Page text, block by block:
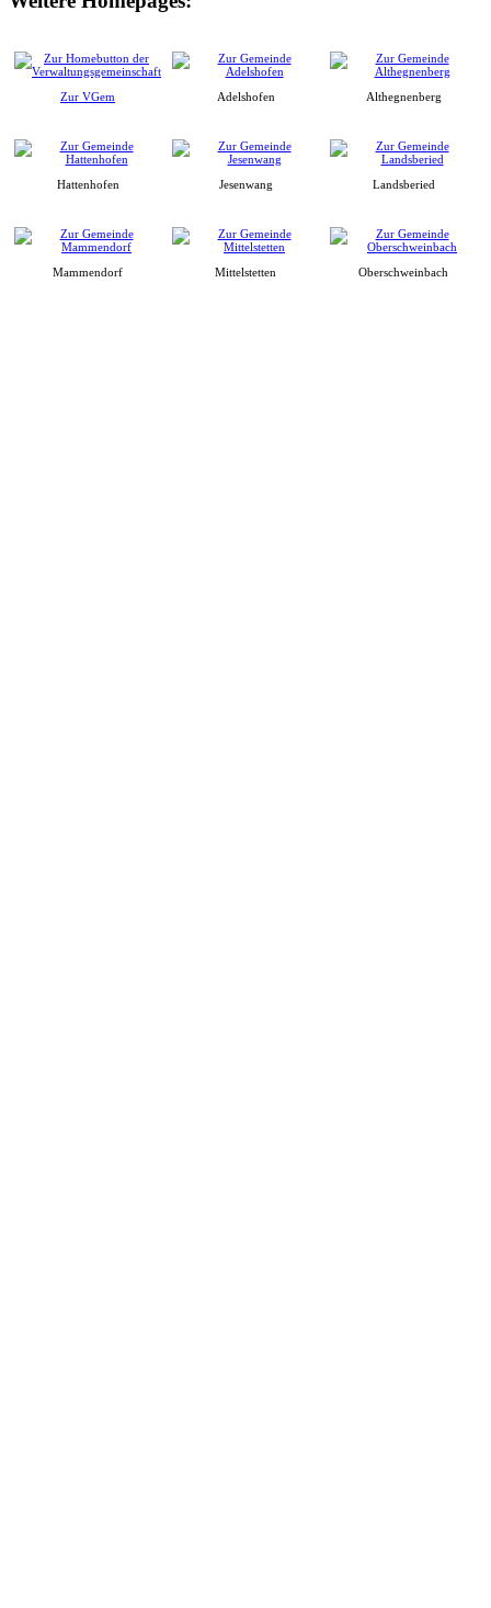
Zur VGem Adelshofen Althegnenberg
Hattenhofen Jesenwang Landsberied
Mammendorf Mittelstetten Oberschweinbach